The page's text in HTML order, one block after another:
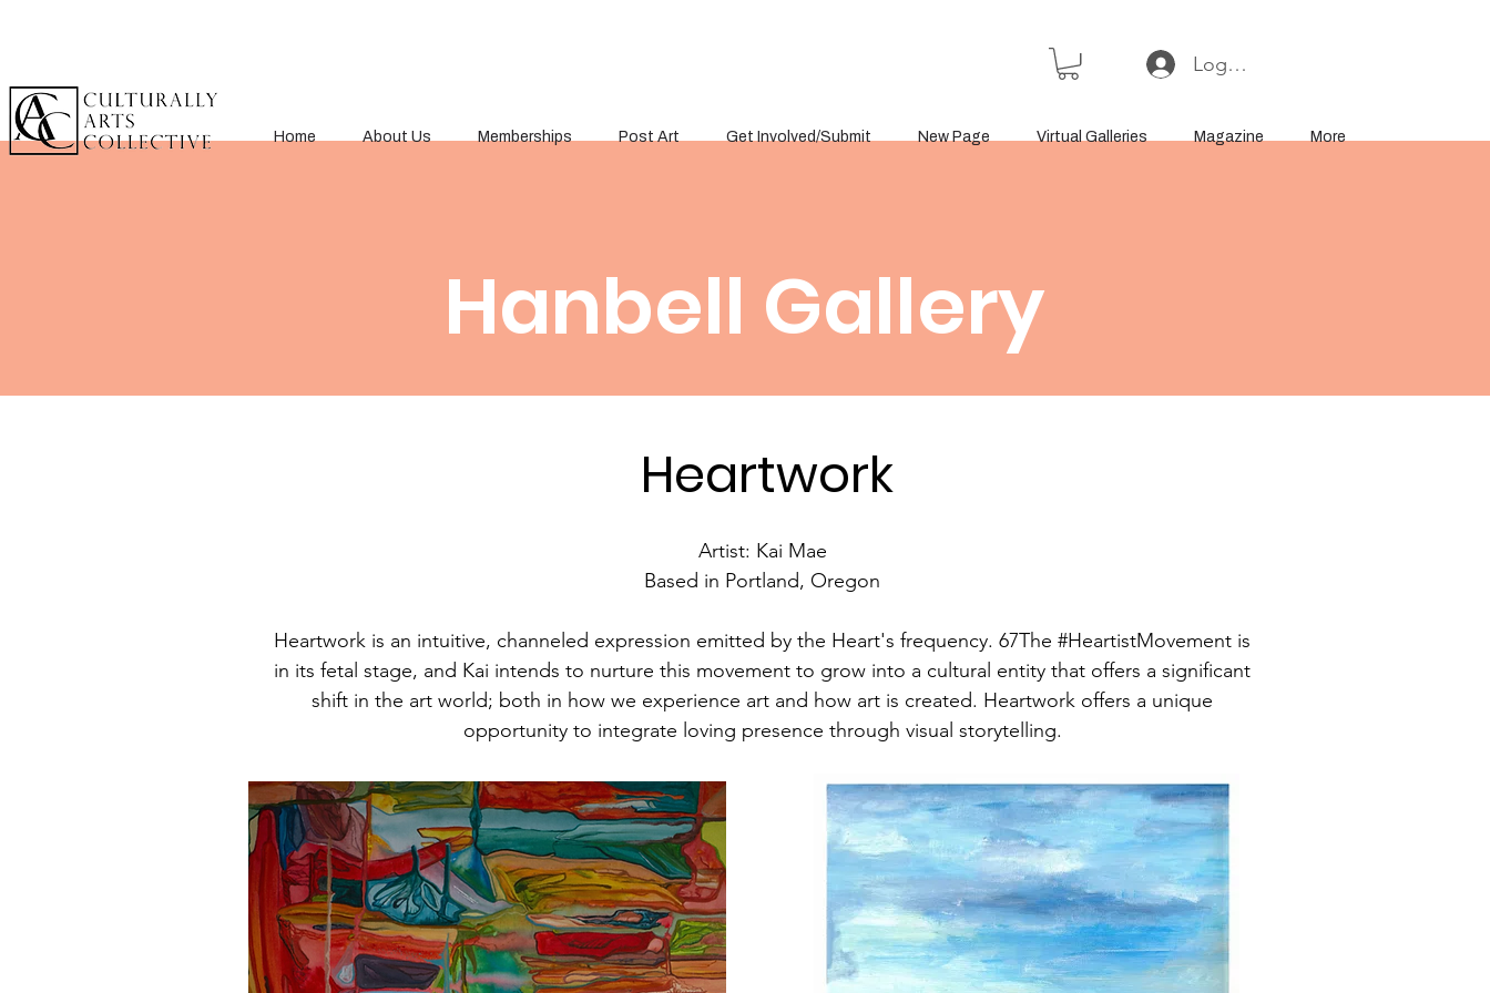
Log In or Sign Up
Home About Us Memberships Post Art Get Involved/Submit New Page Virtual Galleries Magazine More
Hanbell Gallery
Heartwork
Artist: Kai Mae
Based in Portland, Oregon
Heartwork is an intuitive, channeled expression emitted by the Heart's frequency. 67The #HeartistMovement is
in its fetal stage, and Kai intends to nurture this movement to grow into a cultural entity that offers a significant
shift in the art world; both in how we experience art and how art is created. Heartwork offers a unique
opportunity to integrate loving presence through visual storytelling.